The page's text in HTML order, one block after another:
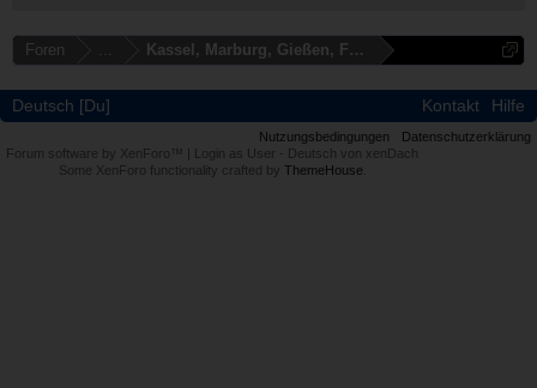
Foren ... Kassel, Marburg, Gießen, Fulda, Bad Hersfeld
Deutsch [Du] Kontakt Hilfe
Nutzungsbedingungen
Datenschutzerklärung
Forum software by XenForo™
Login as User - Deutsch von xenDach
Some XenForo functionality crafted by ThemeHouse.